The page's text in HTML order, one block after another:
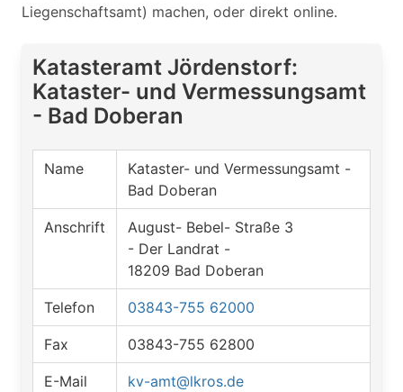
Liegenschaftsamt) machen, oder direkt online.
Katasteramt Jördenstorf:
Kataster- und Vermessungsamt
- Bad Doberan
Name
Kataster- und Vermessungsamt -
Bad Doberan
Anschrift
August- Bebel- Straße 3
- Der Landrat -
18209 Bad Doberan
Telefon 03843-755 62000
Fax 03843-755 62800
E-Mail kv-amt@lkros.de